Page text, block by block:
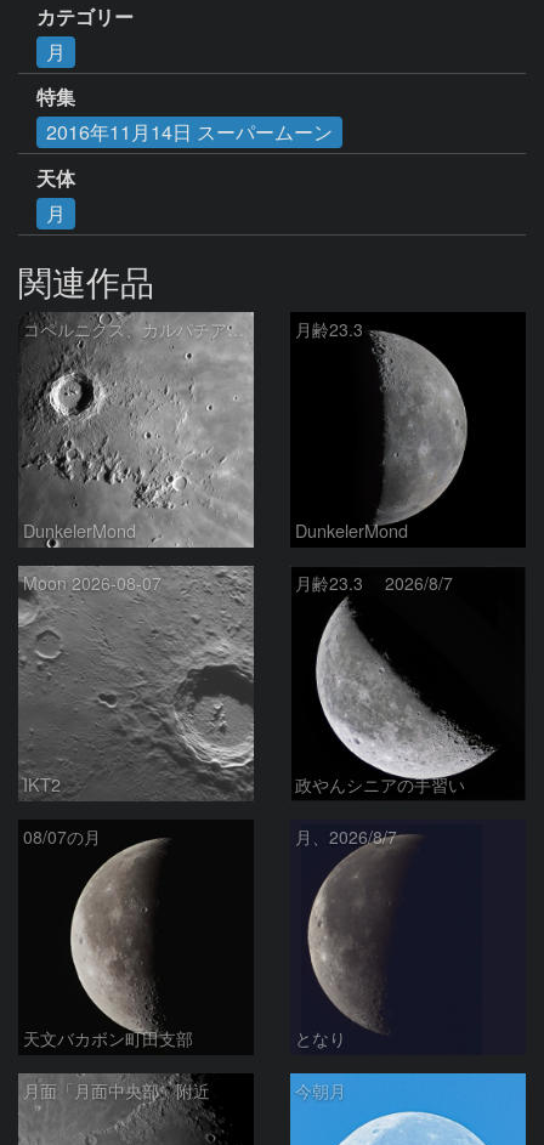
カテゴリー
月
特集
2016年11月14日 スーパームーン
天体
月
関連作品
コペルニクス、カルパチア山脈付近
DunkelerMond
月齢23.3
DunkelerMond
Moon 2026-08-07
IKT2
月齢23.3 2026/8/7
政やんシニアの手習い
08/07の月
天文バカボン町田支部
月、2026/8/7
となり
月面「月面中央部」附近 今朝月